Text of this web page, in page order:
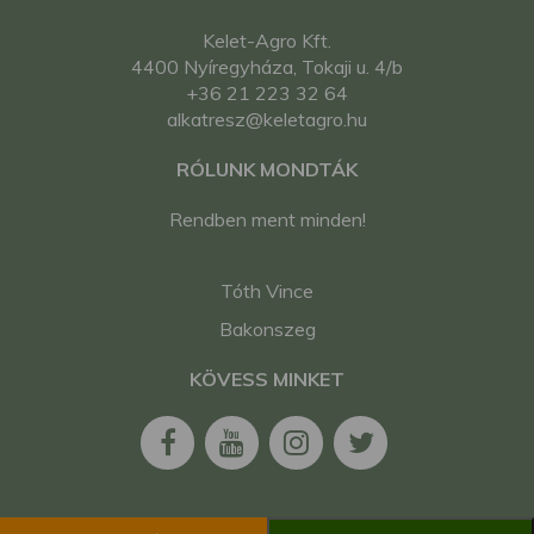
Kelet-Agro Kft.
4400 Nyíregyháza, Tokaji u. 4/b
+36 21 223 32 64
alkatresz@keletagro.hu
RÓLUNK MONDTÁK
Rendben ment minden!
Tóth Vince
Bakonszeg
KÖVESS MINKET